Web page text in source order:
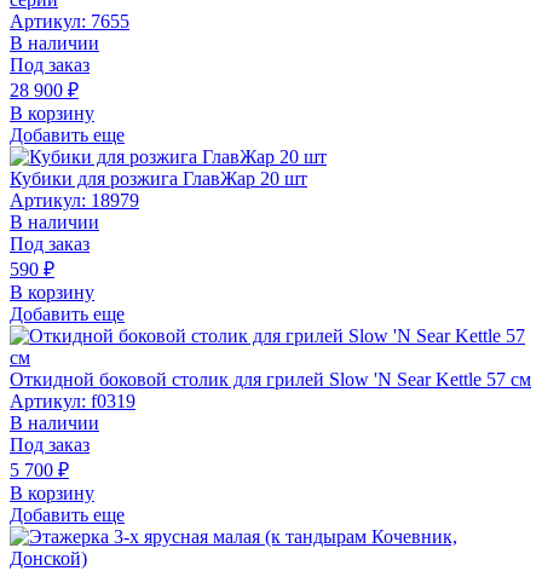
Артикул: 7655
В наличии
Под заказ
28 900 ₽
В корзину
Добавить еще
Кубики для розжига ГлавЖар 20 шт
Артикул: 18979
В наличии
Под заказ
590 ₽
В корзину
Добавить еще
Откидной боковой столик для грилей Slow 'N Sear Kettle 57 см
Артикул: f0319
В наличии
Под заказ
5 700 ₽
В корзину
Добавить еще